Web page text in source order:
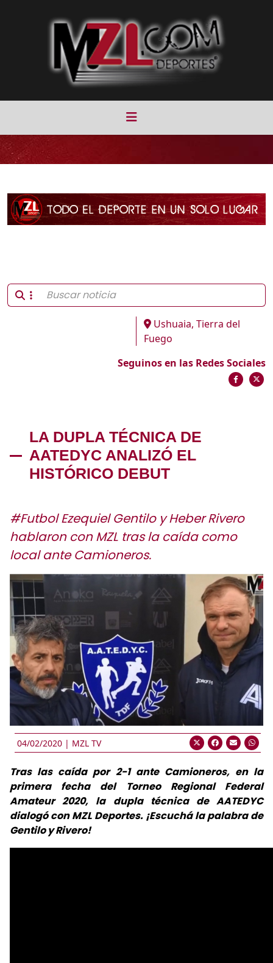
Ushuaia, Tierra del
Fuego
Seguinos en las Redes Sociales
LA DUPLA TÉCNICA DE
AATEDYC ANALIZÓ EL
HISTÓRICO DEBUT
#Futbol Ezequiel Gentilo y Heber Rivero
hablaron con MZL tras la caída como
local ante Camioneros.
04/02/2020 | MZL TV
Tras las caída por 2-1 ante Camioneros, en la
primera fecha del Torneo Regional Federal
Amateur 2020, la dupla técnica de AATEDYC
dialogó con MZL Deportes. ¡Escuchá la palabra de
Gentilo y Rivero!